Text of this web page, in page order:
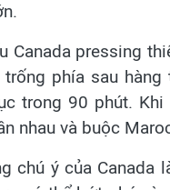
Canada pressing
phía sau
trong 90 phút.
nhau và buộc
chú ý của Canada